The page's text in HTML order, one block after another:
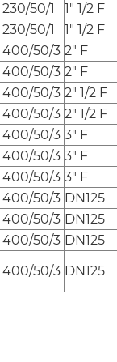
230/50/1
1" 1/2 F
230/50/1
1" 1/2 F
400/50/3 2" F
400/50/3 2" F
400/50/3 2" 1/2 F
400/50/3 2" 1/2 F
400/50/3 3" F
400/50/3 3" F
400/50/3 3" F
400/50/3 DN125
400/50/3 DN125
400/50/3 DN125
400/50/3 DN125